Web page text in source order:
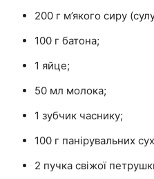
200 г м’якого сиру
100 г батона;
1 яйце;
50 мл молока;
1 зубчик часнику;
100 г панірувальних
2 пучка свіжої